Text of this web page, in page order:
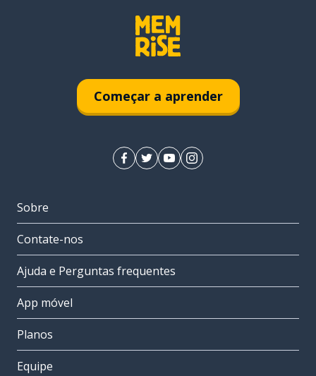
Começar a aprender
Sobre
Contate-nos
Ajuda e Perguntas frequentes
App móvel
Planos
Equipe